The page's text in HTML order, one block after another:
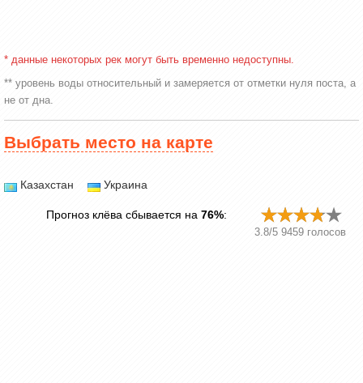
* данные некоторых рек могут быть временно недоступны.
** уровень воды относительный и замеряется от отметки нуля поста, а
не от дна.
Выбрать место на карте
Казахстан Украина
Прогноз клёва сбывается на 76%:
3.8/5 9459 голосов